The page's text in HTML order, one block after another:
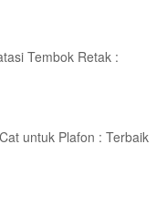
Tembok Retak :
untuk Plafon : Terbaik